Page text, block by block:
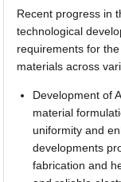
Recent progress in
technological
requirements for
materials across
Development of
material
uniformity and
developments
fabrication and